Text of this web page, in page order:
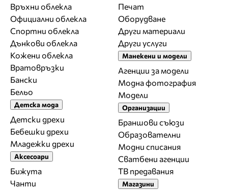
Връхни облекла
Официални облекла
Спортни облекла
Дънкови облекла
Кожени облекла
Вратовръзки
Бански
Бельо
Детска мода
Детски дрехи
Бебешки дрехи
Младежки дрехи
Аксесоари
Бижута
Чанти
Печат
Оборудване
Други материали
Други услуги
Манекени и модели
Агенции за модели
Модна фотография
Модели
Организации
Браншови съюзи
Образователни
Модни списания
Сватбени агенции
ТВ предавания
Магазини